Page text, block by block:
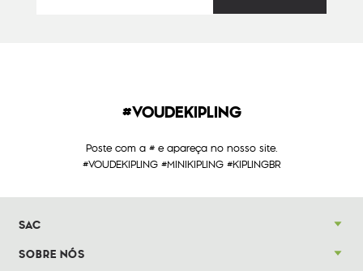
#VOUDEKIPLING
Poste com a # e apareça no nosso site.
#VOUDEKIPLING #MINIKIPLING #KIPLINGBR
SAC
SOBRE NÓS